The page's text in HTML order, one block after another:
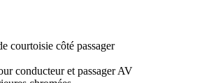
courtoisie côté passager
conducteur et passager AV